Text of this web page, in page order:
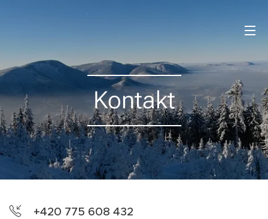
Kontakt
+420 775 608 432